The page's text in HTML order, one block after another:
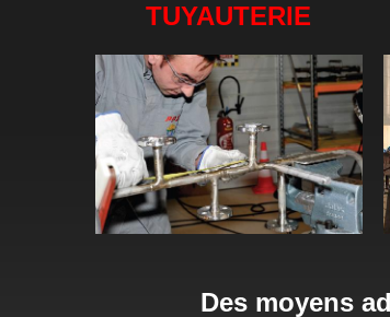
TUYAUTERIE
Des moyens